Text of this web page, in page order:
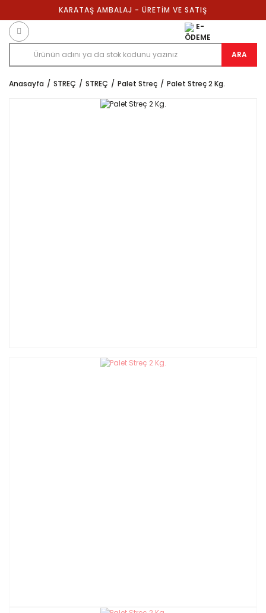
KARATAŞ AMBALAJ - ÜRETİM VE SATIŞ
ARA
E-
ÖDEME
Anasayfa STREÇ STREÇ Palet Streç Palet Streç 2 Kg.